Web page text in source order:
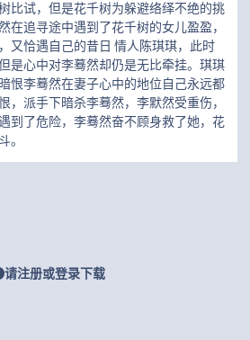
比试，但是花千树为躲避络绎不绝的挑
在追寻途中遇到了花千树的女儿盈盈，
又恰遇自己的昔日 情人陈琪琪，此时
是心中对李蓦然却仍是无比牵挂。琪琪
恨李蓦然在妻子心中的地位自己永远都
，派手下暗杀李蓦然，李默然受重伤，
到了危险，李蓦然奋不顾身救了她，花
。
请注册或登录下载